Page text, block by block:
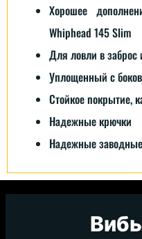
Хорошее
Whiphead 145 Slim
Для ловли в заброс
Уплощенный с
Стойкое покрытие,
Надежные крючки
Надежные